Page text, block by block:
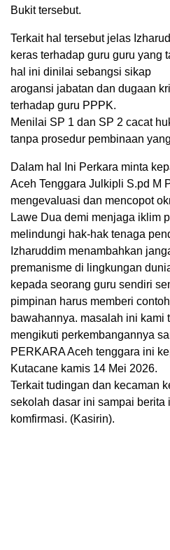
Bukit tersebut.
Terkait hal tersebut jelas
keras terhadap guru guru yang
hal ini dinilai sebangsi sikap
arogansi jabatan dan dugaan
terhadap guru PPPK.
Menilai SP 1 dan SP 2 cacat
tanpa prosedur pembinaan
Dalam hal Ini Perkara minta
Aceh Tenggara Julkipli S.pd M
mengevaluasi dan mencopot
Lawe Dua demi menjaga iklim
melindungi hak-hak tenaga
Izharuddim menambahkan
premanisme di lingkungan
kepada seorang guru sendiri
pimpinan harus memberi
bawahannya. masalah ini kami
mengikuti perkembangannya
PERKARA Aceh tenggara ini
Kutacane kamis 14 Mei 2026.
Terkait tudingan dan kecaman
sekolah dasar ini sampai berita
komfirmasi. (Kasirin).